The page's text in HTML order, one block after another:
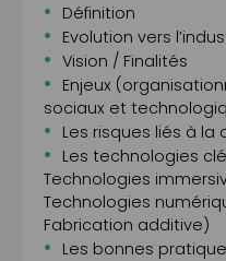
Définition
Evolution vers
Vision / Finalités
Enjeux
sociaux et
Les risques liés à la
Les technologies
Technologies
Technologies
Fabrication additive)
Les bonnes